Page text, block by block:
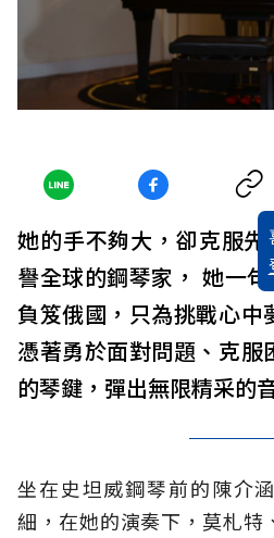
她的手不夠大，卻克服
譽全球的鋼琴家， 她一
負笈俄國，只為挑戰心中
憑著勇於面對問題、克服
的琴鍵，彈出無限精采的
坐在史坦威鋼琴前的陳介
細，在她的演奏下，莫札特